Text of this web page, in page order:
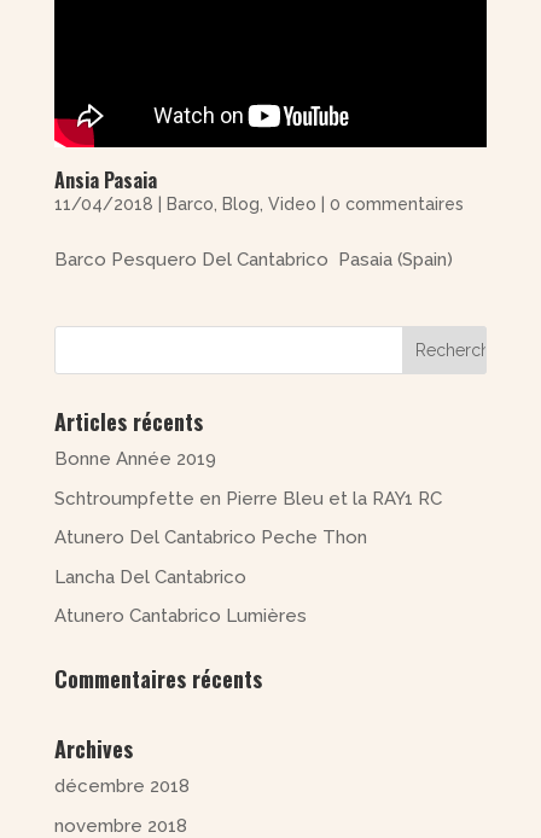
Ansia Pasaia
11/04/2018 Barco, Blog, Video 0 commentaires
Barco Pesquero Del Cantabrico Pasaia (Spain)
Articles récents
Bonne Année 2019
Schtroumpfette en Pierre Bleu et la RAY1 RC
Atunero Del Cantabrico Peche Thon
Lancha Del Cantabrico
Atunero Cantabrico Lumières
Commentaires récents
Archives
décembre 2018
novembre 2018